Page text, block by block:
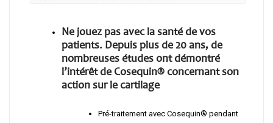
Ne jouez pas avec la santé de vos
patients. Depuis plus de 20 ans, de
nombreuses études ont démontré
l’intérêt de Cosequin® concernant son
action sur le cartilage
Pré-traitement avec Cosequin® pendant